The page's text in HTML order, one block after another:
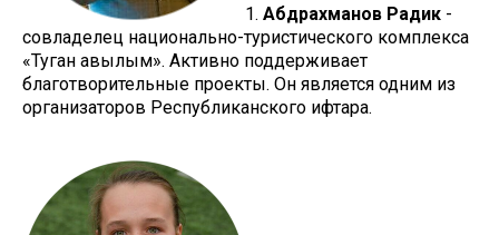
1. Абдрахманов Радик -
совладелец национально-туристического комплекса
«Туган авылым». Активно поддерживает
благотворительные проекты. Он является одним из
организаторов Республиканского ифтара.